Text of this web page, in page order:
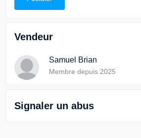
Vendeur
Samuel Brian
Membre depuis 2025
Signaler un abus